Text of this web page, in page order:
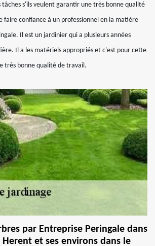
tâches s'ils veulent garantir une très bonne qualité
faire confiance à un professionnel en la matière
Il est un jardinier qui a plusieurs années
Il a les matériels appropriés et c'est pour cette
très bonne qualité de travail.
par Entreprise Peringale dans
et ses environs dans le